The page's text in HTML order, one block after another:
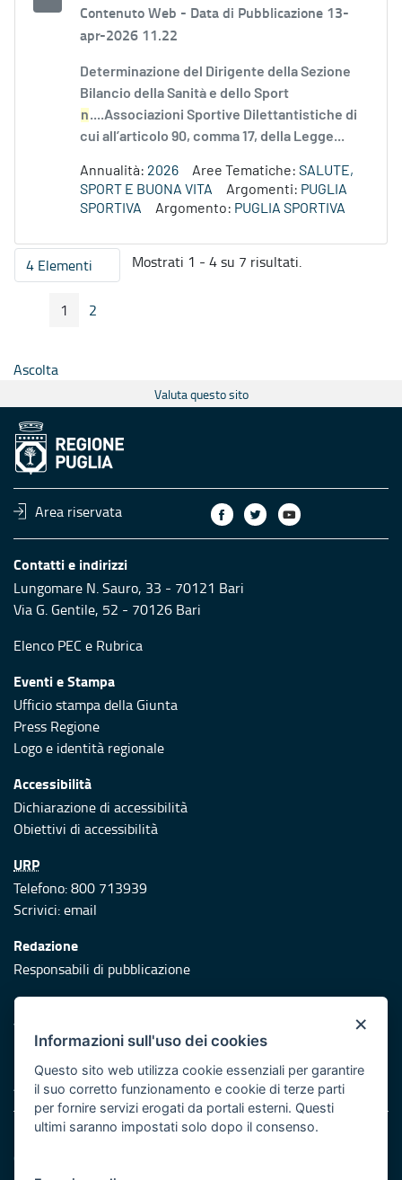
Contenuto Web - Data di Pubblicazione 13-
apr-2026 11.22
Determinazione del Dirigente della Sezione
Bilancio della Sanità e dello Sport
n....Associazioni Sportive Dilettantistiche di
cui all’articolo 90, comma 17, della Legge...
Annualità: 2026 Aree Tematiche: SALUTE,
SPORT E BUONA VITA
Argomenti: PUGLIA
SPORTIVA
Argomento: PUGLIA SPORTIVA
4 ElementiPer pagina
Mostrati 1 - 4 su 7 risultati.
Pagina Precedente
Pagina
1 Pagina
2
Ascolta
Valuta questo sito
Area riservata
Contatti e indirizzi
Lungomare N. Sauro, 33 - 70121 Bari
Via G. Gentile, 52 - 70126 Bari
Elenco PEC e Rubrica
Eventi e Stampa
Ufficio stampa della Giunta
Press Regione
Logo e identità regionale
Accessibilità
Dichiarazione di accessibilità
Obiettivi di accessibilità
URP
Telefono: 800 713939
Scrivici:email
Redazione
Responsabili di pubblicazione
Protezione civile
Vai al sito di Protezione Civile Puglia
Iniziativa finanziata con risorse del POR Puglia 2014/2020 -
Asse XI
Note legali
Cookie e privacy
×
Informazioni sull'uso dei cookies
Questo sito web utilizza cookie essenziali per garantire
il suo corretto funzionamento e cookie di terze parti
per fornire servizi erogati da portali esterni. Questi
ultimi saranno impostati solo dopo il consenso.